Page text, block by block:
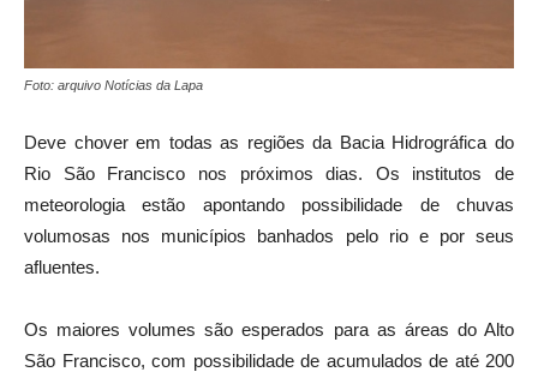
Foto: arquivo Notícias da Lapa
Deve chover em todas as regiões da Bacia Hidrográfica do
Rio São Francisco nos próximos dias. Os institutos de
meteorologia estão apontando possibilidade de chuvas
volumosas nos municípios banhados pelo rio e por seus
afluentes.
Os maiores volumes são esperados para as áreas do Alto
São Francisco, com possibilidade de acumulados de até 200